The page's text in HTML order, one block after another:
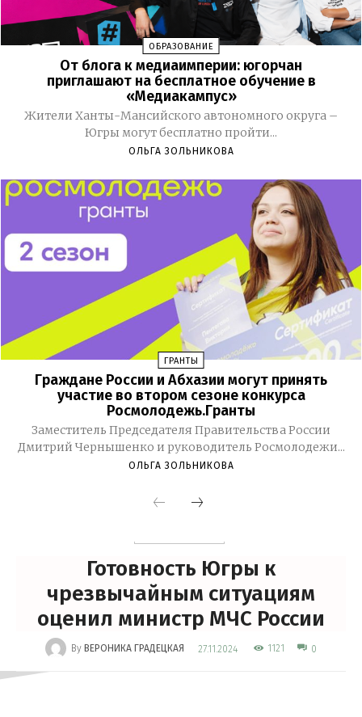
ОБРАЗОВАНИЕ
От блога к медиаимперии: югорчан
приглашают на бесплатное обучение в
«Медиакампус»
Жители Ханты-Мансийского автономного округа –
Югры могут бесплатно пройти...
ОЛЬГА ЗОЛЬНИКОВА
ГРАНТЫ
Граждане России и Абхазии могут принять
участие во втором сезоне конкурса
Росмолодежь.Гранты
Заместитель Председателя Правительства России
Дмитрий Чернышенко и руководитель Росмолодежи...
ОЛЬГА ЗОЛЬНИКОВА